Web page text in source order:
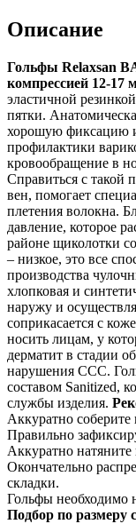
Описание
Гольфы Relaxsan
компрессией 12-17
эластичной
пятки.
хорошую фиксацию
профилактики
кровообращение в
Справиться с такой
вен, помогает
плетения волокна.
давление, которое
районе щиколотки
– низкое, это все
производства
хлопковая и
наружу и
соприкасается с
носить лицам, у
дерматит в стадии
нарушения ССС.
составом Sаnitized,
службы изделия.
Аккуратно соберите
Правильно
Аккуратно
Окончательно
складки.
Гольфы необходимо
Подбор по размеру